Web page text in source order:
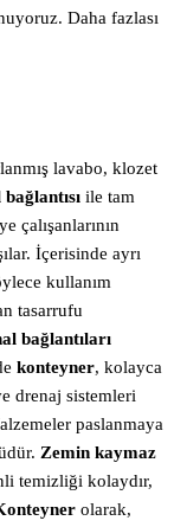
Daha fazlası
lavabo, klozet
ile tam
çalışanlarının
İçerisinde ayrı
kullanım
tasarrufu
bağlantıları
konteyner, kolayca
drenaj sistemleri
paslanmaya
Zemin kaymaz
temizliği kolaydır,
olarak,